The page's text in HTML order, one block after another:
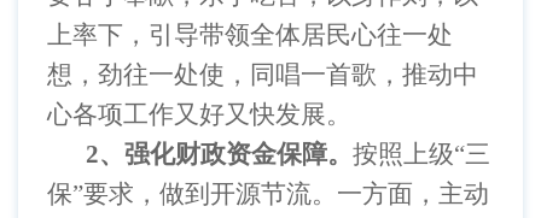
上率下，引导带领全体居民心往一处
想，劲往一处使，同唱一首歌，推动中
心各项工作又好又快发展。
2、强化财政资金保障。按照上级“三
保”要求，做到开源节流。一方面，主动